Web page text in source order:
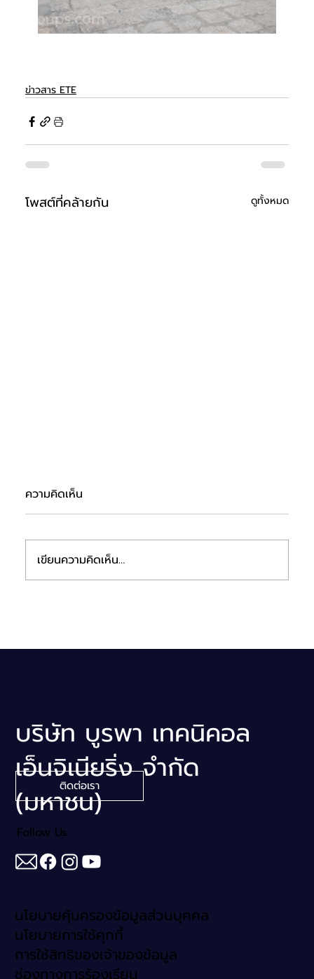
ข่าวสาร ETE
โพสต์ที่คล้ายกัน ดูทั้งหมด
ความคิดเห็น
เขียนความคิดเห็น…
บริษัท บูรพา เทคนิคอล
เอ็นจิเนียริ่ง จำกัด
(มหาชน)
ติดต่อเรา
Follow Us
นโยบายคุ้มครองข้อมูลส่วนบุคคล
นโยบายการใช้คุกกี้
การใช้สิทธิของเจ้าของข้อมูล
ช่องทางการร้องเรียน